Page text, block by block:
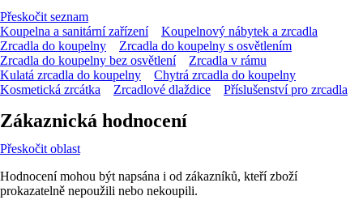
Přeskočit seznam
Koupelna a sanitární zařízení
Koupelnový nábytek a zrcadla
Zrcadla do koupelny
Zrcadla do koupelny s osvětlením
Zrcadla do koupelny bez osvětlení
Zrcadla v rámu
Kulatá zrcadla do koupelny
Chytrá zrcadla do koupelny
Kosmetická zrcátka
Zrcadlové dlaždice Příslušenství pro zrcadla
Zákaznická hodnocení
Přeskočit oblast
Hodnocení mohou být napsána i od zákazníků, kteří zboží
prokazatelně nepoužili nebo nekoupili.